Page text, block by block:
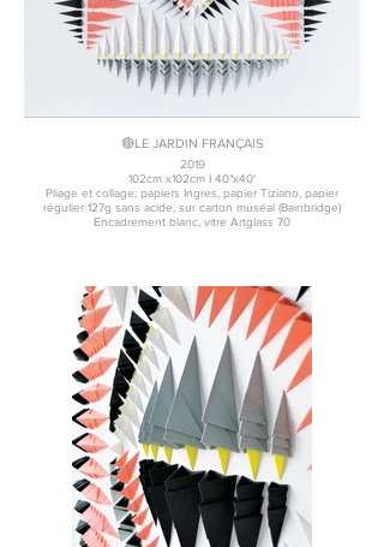
🔴LE JARDIN FRANÇAIS
2019
102cm x102cm I 40"x40'
Pliage et collage; papiers Ingres, papier Tiziano, papier
régulier 127g sans acide, sur carton muséal (Bainbridge)
Encadrement blanc, vitre Artglass 70